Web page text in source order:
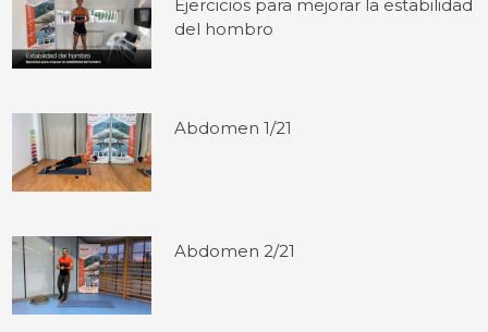
Ejercicios para mejorar la estabilidad
del hombro
Abdomen 1/21
Abdomen 2/21